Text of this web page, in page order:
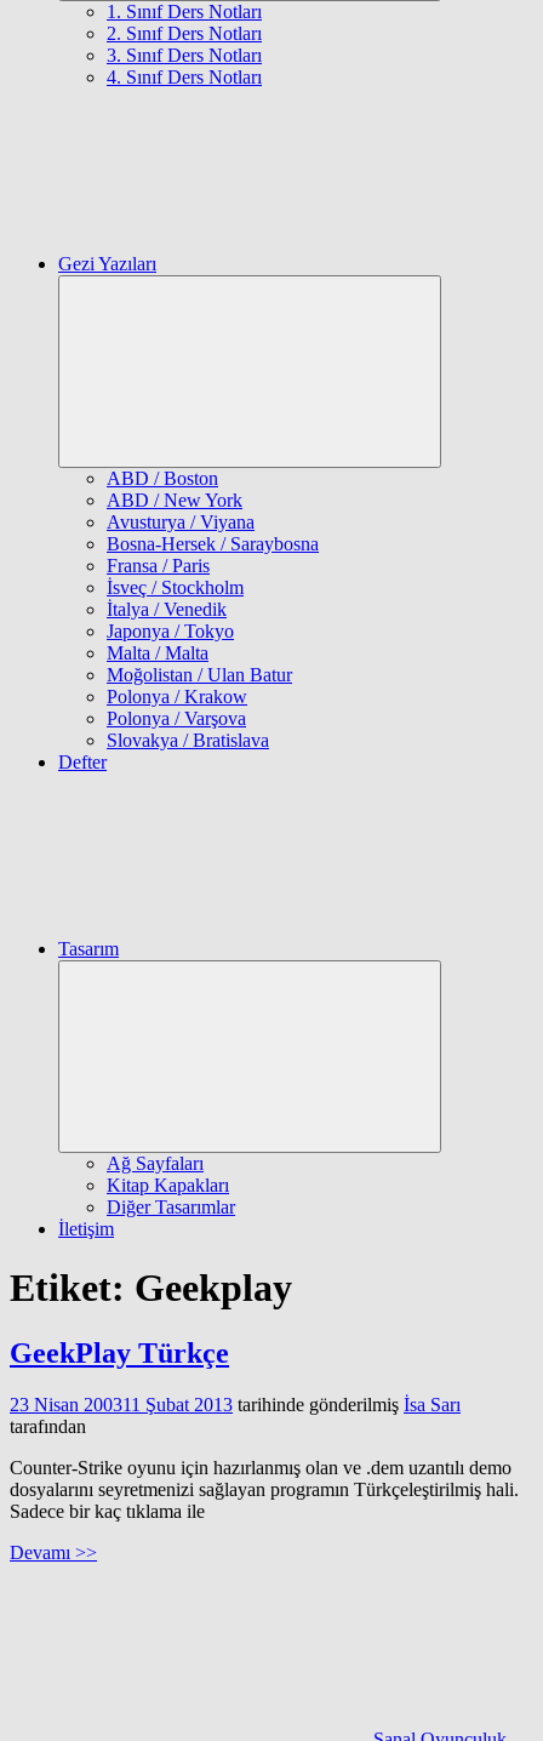
1. Sınıf Ders Notları
2. Sınıf Ders Notları
3. Sınıf Ders Notları
4. Sınıf Ders Notları
Gezi Yazıları
ABD / Boston
ABD / New York
Avusturya / Viyana
Bosna-Hersek / Saraybosna
Fransa / Paris
İsveç / Stockholm
İtalya / Venedik
Japonya / Tokyo
Malta / Malta
Moğolistan / Ulan Batur
Polonya / Krakow
Polonya / Varşova
Slovakya / Bratislava
Defter
Tasarım
Ağ Sayfaları
Kitap Kapakları
Diğer Tasarımlar
İletişim
Etiket: Geekplay
GeekPlay Türkçe
23 Nisan 200311 Şubat 2013 tarihinde gönderilmiş İsa Sarı
tarafından
Counter-Strike oyunu için hazırlanmış olan ve .dem uzantılı demo
dosyalarını seyretmenizi sağlayan programın Türkçeleştirilmiş hali.
Sadece bir kaç tıklama ile
Devamı >>